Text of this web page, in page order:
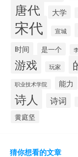
唐代 大学
宋代 宣城
时间 是一个
游戏 玩家
职业技术学院 能力
诗人 诗词
黄庭坚
猜你想看的文章